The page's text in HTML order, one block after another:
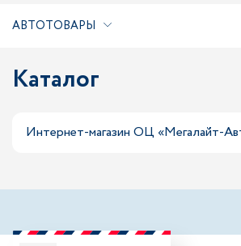
АВТОТОВАРЫ
Каталог
Интернет-магазин ОЦ «Мегалайт-